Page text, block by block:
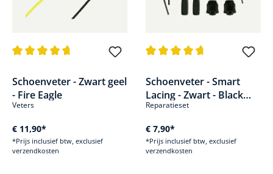
Schoenveter - Zwart geel
- Fire Eagle
Veters
€ 11,90*
*Prijs inclusief btw, exclusief
verzendkosten
Schoenveter - Smart
Lacing - Zwart - Black
Eagle meerdere
Reparatieset
€ 7,90*
*Prijs inclusief btw, exclusief
verzendkosten